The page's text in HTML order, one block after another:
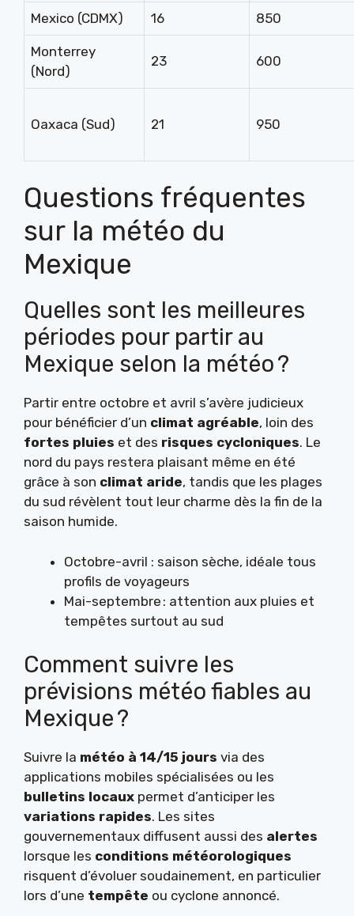
Mexico (CDMX) 16 850
Monterrey
(Nord)
23 600
Oaxaca (Sud) 21 950
Questions fréquentes
sur la météo du
Mexique
Quelles sont les meilleures
périodes pour partir au
Mexique selon la météo ?
Partir entre octobre et avril s’avère judicieux
pour bénéficier d’un climat agréable, loin des
fortes pluies et des risques cycloniques. Le
nord du pays restera plaisant même en été
grâce à son climat aride, tandis que les plages
du sud révèlent tout leur charme dès la fin de la
saison humide.
Octobre-avril : saison sèche, idéale tous
profils de voyageurs
Mai-septembre : attention aux pluies et
tempêtes surtout au sud
Comment suivre les
prévisions météo fiables au
Mexique ?
Suivre la météo à 14/15 jours via des
applications mobiles spécialisées ou les
bulletins locaux permet d’anticiper les
variations rapides. Les sites
gouvernementaux diffusent aussi des alertes
lorsque les conditions météorologiques
risquent d’évoluer soudainement, en particulier
lors d’une tempête ou cyclone annoncé.